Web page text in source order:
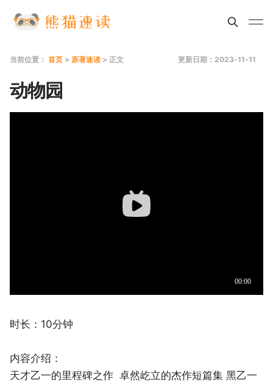
当前位置： 首页 > 原著速读 > 正文 更新日期：2023-11-11
动物园
时长：10分钟
内容介绍：
天才乙一的里程碑之作 卓然屹立的杰作短篇集 黑乙一